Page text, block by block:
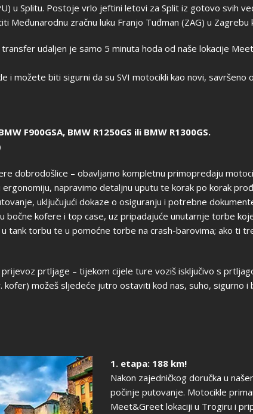
u Splitu. Postoje vrlo jeftini letovi za Split iz gotovo svih
Međunarodnu zračnu luku Franjo Tuđman (ZAG) u
udaljen je samo 5 minuta hoda od naše lokacije
i možete biti sigurni da su SVI motocikli kao novi, savršeno
F900GSA, BMW R1250GS ili BMW R1300GS.
dobrodošlice – obavljamo kompletnu primopredaju
napravimo detaljnu uputu te korak po korak
uključujući dokaze o osiguranju i potrebne
bočne kofere i top case, uz pripadajuće unutarnje torbe
tank torbu te u pomoćne torbe na crash-barovima; ako ti
prtljage – tijekom cijele ture voziš isključivo s
kofer) možeš sljedeće jutro ostaviti kod nas, suho, sigurno i
1. etapa: 188 km!
Nakon zajedničkog doručka u
počinje putovanje. Motocikle
Meet&Greet lokaciji u Trogiru i